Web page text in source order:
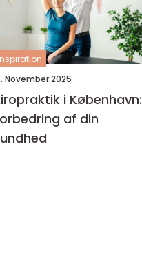
November 2025
i København:
af din